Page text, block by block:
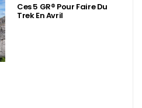
Ces 5 GR® Pour Faire Du
Trek En Avril